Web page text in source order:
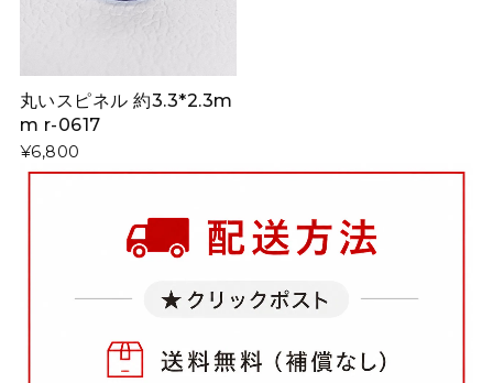
丸いスピネル 約3.3*2.3m
m r-0617
¥6,800